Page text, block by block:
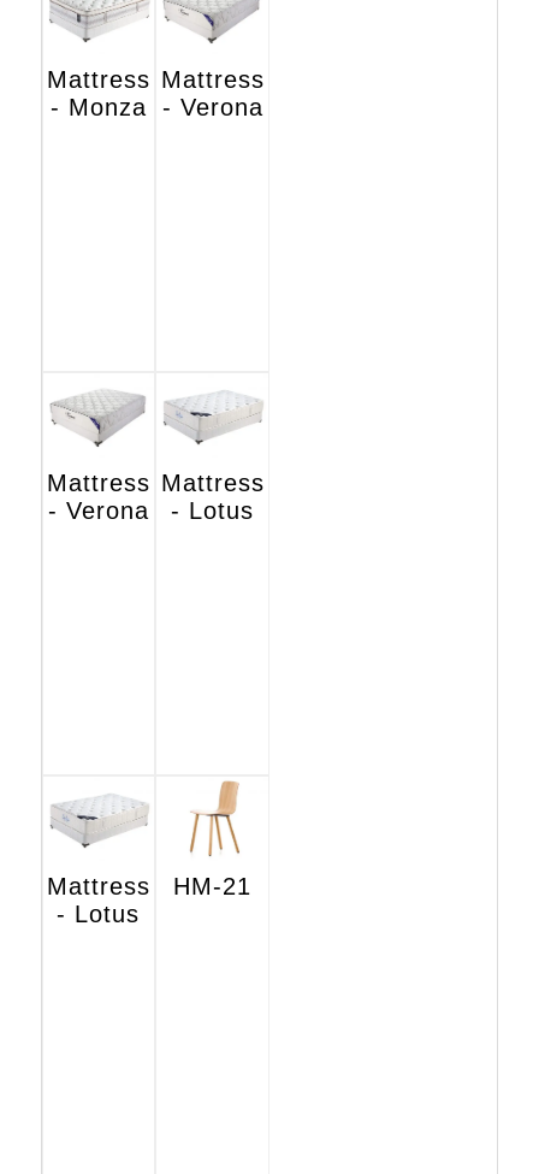
Mattress
- Monza
Mattress
- Verona
Mattress
- Verona
Mattress
- Lotus
Mattress
- Lotus
HM-21